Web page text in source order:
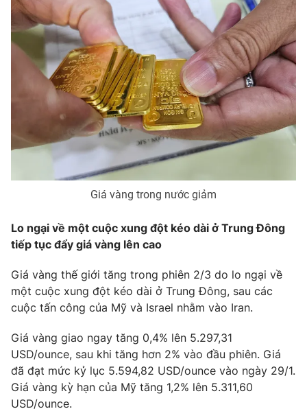
Thị trường 24h Tấm lòng Việt
VTV4 Vươn mình bằng AI
VTV8
Liên hệ tòa soạn English
THỜI BÁO VTV
Cơ quan chủ quản:Đài Truyền hình Việt Nam
Giấy phép hoạt động báo in và báo điện tử số 483/GP-BTTTT
cấp ngày 29/12/2023
Tổng Biên tập:Vũ Thanh Thủy
Phó Tổng Biên tập: Nguyễn Thị Mỹ Hạnh, Phạm Quốc Thắng,
Giá vàng trong nước giảm
Lo ngại về một cuộc xung đột kéo dài ở Trung Đông
tiếp tục đẩy giá vàng lên cao
Giá vàng thế giới tăng trong phiên 2/3 do lo ngại về
một cuộc xung đột kéo dài ở Trung Đông, sau các
cuộc tấn công của Mỹ và Israel nhằm vào Iran.
Giá vàng giao ngay tăng 0,4% lên 5.297,31
USD/ounce, sau khi tăng hơn 2% vào đầu phiên. Giá
đã đạt mức kỷ lục 5.594,82 USD/ounce vào ngày 29/1.
Giá vàng kỳ hạn của Mỹ tăng 1,2% lên 5.311,60
USD/ounce.